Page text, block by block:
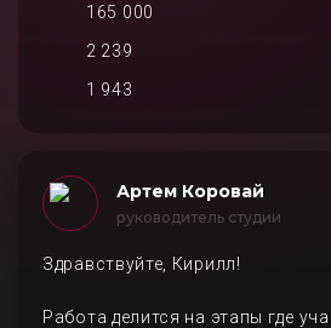
165 000
2 239
1 943
Артем Коровай
руководитель студии
Здравствуйте, Кирилл!
Работа делится на этапы где